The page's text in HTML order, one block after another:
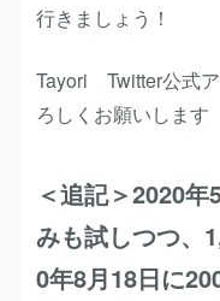
行きましょう！
Tayori Twitter公式
ろしくお願いします
＜追記＞2020
みも試しつつ、
0年8月18日に